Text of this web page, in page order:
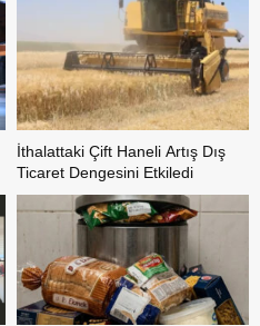
İthalattaki Çift Haneli Artış Dış
Ticaret Dengesini Etkiledi